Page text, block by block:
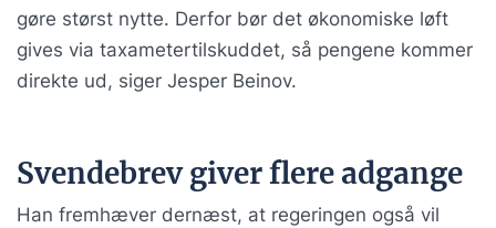
gøre størst nytte. Derfor bør det økonomiske løft
gives via taxametertilskuddet, så pengene kommer
direkte ud, siger Jesper Beinov.
Svendebrev giver flere adgange
Han fremhæver dernæst, at regeringen også vil